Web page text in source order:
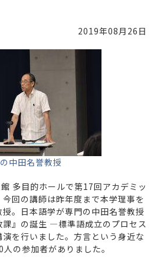
2019年08月26日
中田名誉教授
多目的ホールで第17回アカデミッ
回の講師は昨年度まで本学理事を
。日本語学が専門の中田名誉教授
課』の誕生 ―標準語成立のプロセス
を行いました。方言という身近な
の参加者がありました。